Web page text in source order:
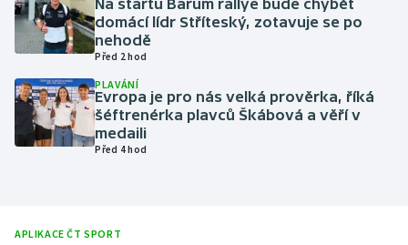
Olympijské hry
Parasport
Plavání
Plážový volejbal
Rychlobruslení
Na startu Barum rallye bude chybět
domácí lídr Stříteský, zotavuje se po
nehodě
Před 2 hod
PLAVÁNÍ
Evropa je pro nás velká prověrka, říká
šéftrenérka plavců Škábová a věří v
medaili
Před 4 hod
APLIKACE ČT SPORT